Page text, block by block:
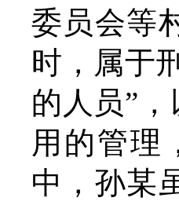
委员会等
时，属于
的人员”
用的管理
中，孙某